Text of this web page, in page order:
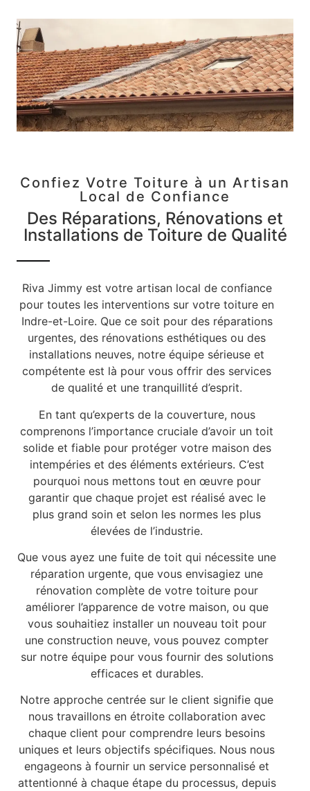
Confiez Votre Toiture à un Artisan
Local de Confiance
Des Réparations, Rénovations et
Installations de Toiture de Qualité
Riva Jimmy est votre artisan local de confiance
pour toutes les interventions sur votre toiture en
Indre-et-Loire. Que ce soit pour des réparations
urgentes, des rénovations esthétiques ou des
installations neuves, notre équipe sérieuse et
compétente est là pour vous offrir des services
de qualité et une tranquillité d’esprit.
En tant qu’experts de la couverture, nous
comprenons l’importance cruciale d’avoir un toit
solide et fiable pour protéger votre maison des
intempéries et des éléments extérieurs. C’est
pourquoi nous mettons tout en œuvre pour
garantir que chaque projet est réalisé avec le
plus grand soin et selon les normes les plus
élevées de l’industrie.
Que vous ayez une fuite de toit qui nécessite une
réparation urgente, que vous envisagiez une
rénovation complète de votre toiture pour
améliorer l’apparence de votre maison, ou que
vous souhaitiez installer un nouveau toit pour
une construction neuve, vous pouvez compter
sur notre équipe pour vous fournir des solutions
efficaces et durables.
Notre approche centrée sur le client signifie que
nous travaillons en étroite collaboration avec
chaque client pour comprendre leurs besoins
uniques et leurs objectifs spécifiques. Nous nous
engageons à fournir un service personnalisé et
attentionné à chaque étape du processus, depuis